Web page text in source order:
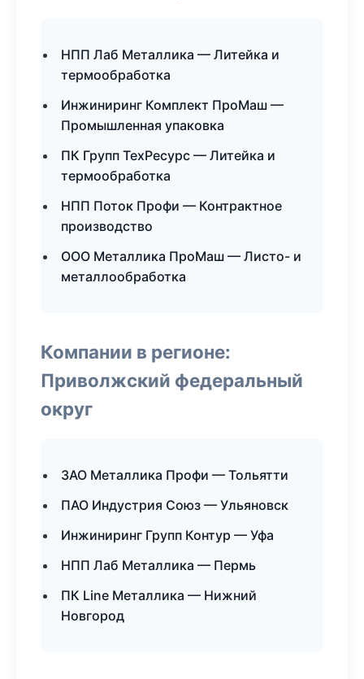
НПП Лаб Металлика — Литейка и
термообработка
Инжиниринг Комплект ПроМаш —
Промышленная упаковка
ПК Групп ТехРесурс — Литейка и
термообработка
НПП Поток Профи — Контрактное
производство
ООО Металлика ПроМаш — Листо- и
металлообработка
Компании в регионе:
Приволжский федеральный
округ
ЗАО Металлика Профи — Тольятти
ПАО Индустрия Союз — Ульяновск
Инжиниринг Групп Контур — Уфа
НПП Лаб Металлика — Пермь
ПК Line Металлика — Нижний
Новгород